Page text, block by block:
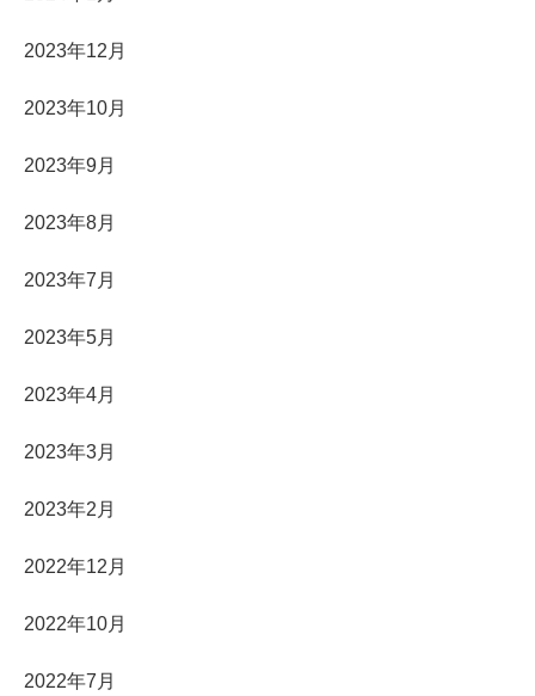
2023年12月
2023年10月
2023年9月
2023年8月
2023年7月
2023年5月
2023年4月
2023年3月
2023年2月
2022年12月
2022年10月
2022年7月